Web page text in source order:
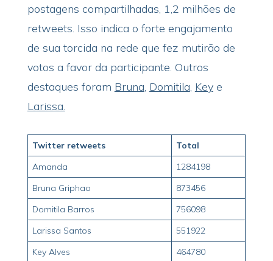
postagens compartilhadas, 1,2 milhões de
retweets. Isso indica o forte engajamento
de sua torcida na rede que fez mutirão de
votos a favor da participante. Outros
destaques foram Bruna Domitila Keye
Larissa.
Twitter retweets
Total
Amanda
1284198
Bruna Griphao
873456
Domitila Barros
756098
Larissa Santos
551922
Key Alves
464780